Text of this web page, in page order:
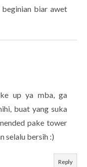
biar awet
up ya mba, ga
buat yang suka
pake tower
selalu bersih :)
Reply